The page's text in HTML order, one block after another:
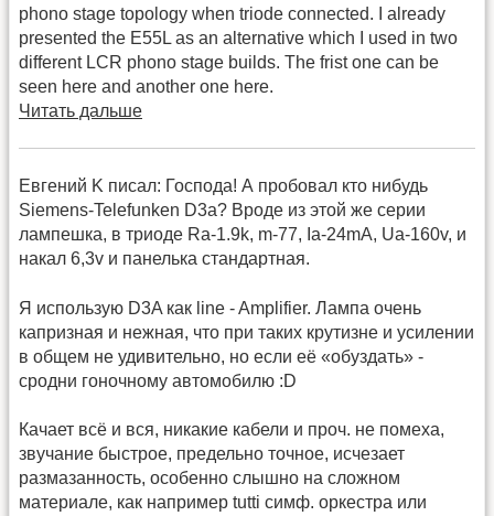
phono stage topology when triode connected. I already
presented the E55L as an alternative which I used in two
different LCR phono stage builds. The frist one can be
seen here and another one here.
Читать дальше
Евгений K писал: Господа! А пробовал кто нибудь
Siemens-Telefunken D3a? Вроде из этой же серии
лампешка, в триоде Ra-1.9k, m-77, Ia-24mA, Ua-160v, и
накал 6,3v и панелька стандартная.
Я использую D3A как line - Amplifier. Лампа очень
капризная и нежная, что при таких крутизне и усилении
в общем не удивительно, но если её «обуздать» -
сродни гоночному автомобилю :D
Качает всё и вся, никакие кабели и проч. не помеха,
звучание быстрое, предельно точное, исчезает
размазанность, особенно слышно на сложном
материале, как например tutti симф. оркестра или